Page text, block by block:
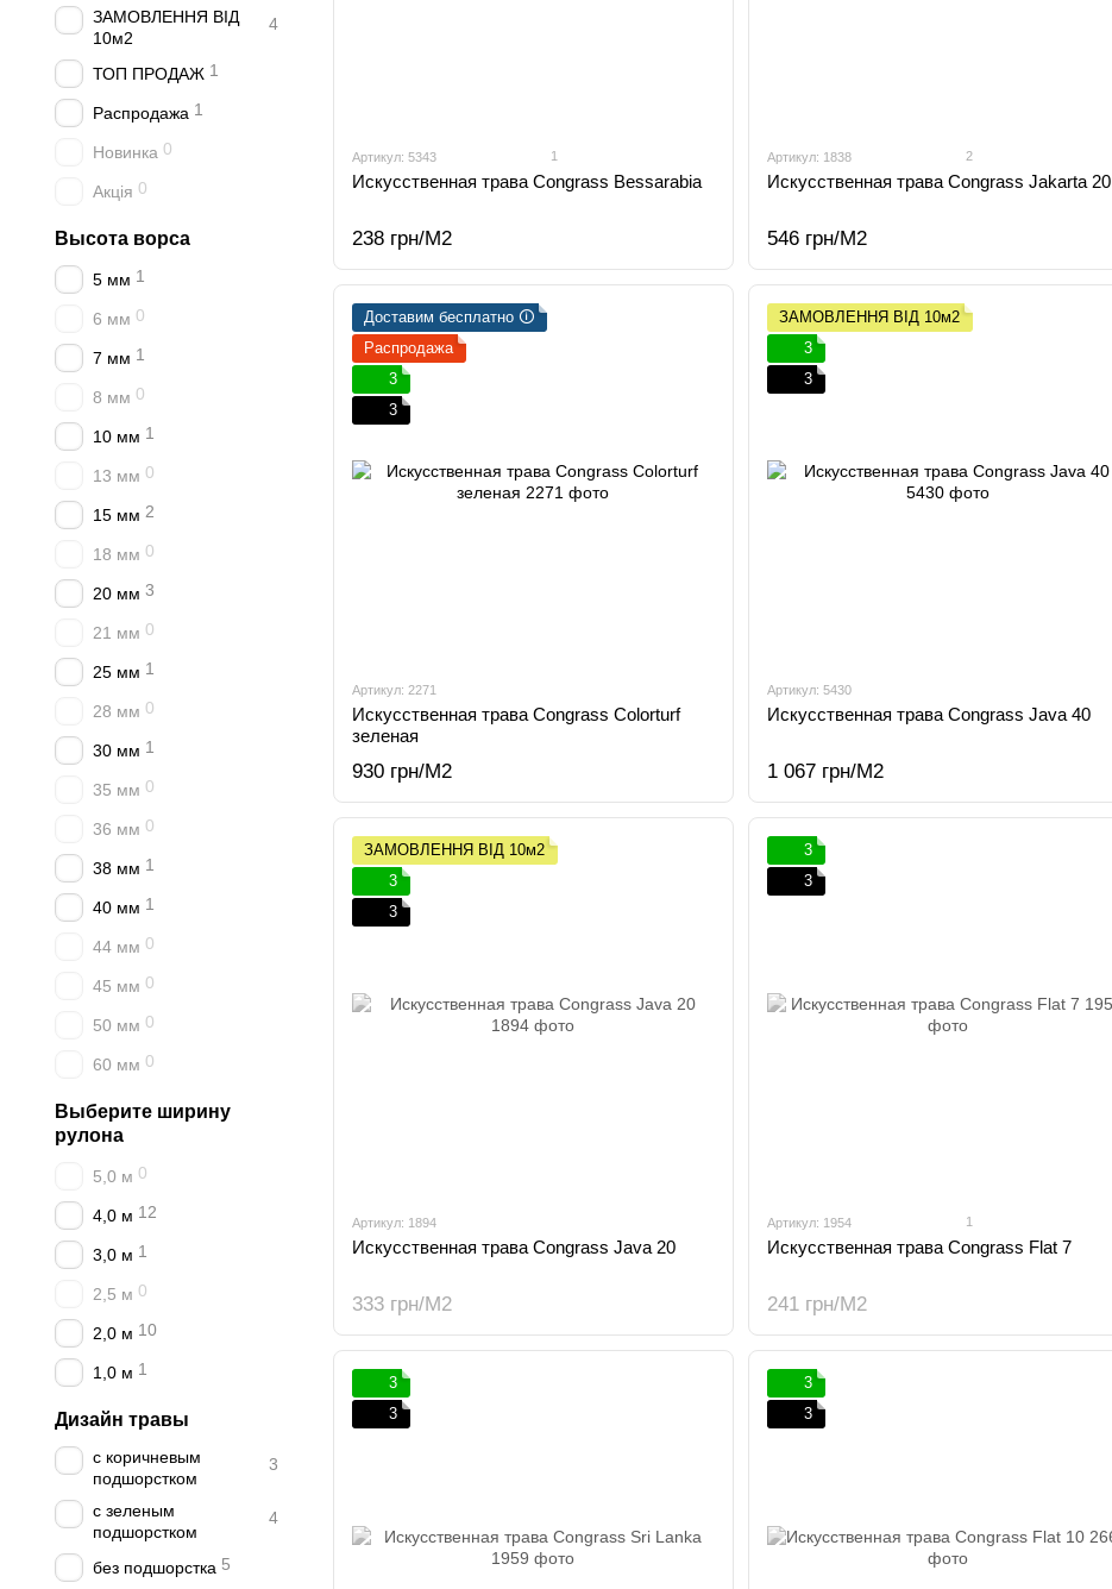
Артикул: 5343 1
Искусственная трава Congrass Bessarabia
238 грн/М2
Артикул: 1838 2
Искусственная трава Congrass Jakarta 20
546 грн/М2
Доставим бесплатно 🛈
Распродажа
3
3
Артикул: 2271
Искусственная трава Congrass Colorturf
зеленая
930 грн/М2
ЗАМОВЛЕННЯ ВІД 10м2
3
3
Артикул: 5430
Искусственная трава Congrass Java 40
1 067 грн/М2
ЗАМОВЛЕННЯ ВІД 10м2
3
3
Артикул: 1894
Искусственная трава Congrass Java 20
333 грн/М2
3
3
Артикул: 1954 1
Искусственная трава Congrass Flat 7
241 грн/М2
3
3
3
3
ЗАМОВЛЕННЯ ВІД
10м2
4
ТОП ПРОДАЖ 1
Распродажа 1
Новинка 0
Акція 0
Высота ворса
5 мм 1
6 мм 0
7 мм 1
8 мм 0
10 мм 1
13 мм 0
15 мм 2
18 мм 0
20 мм 3
21 мм 0
25 мм 1
28 мм 0
30 мм 1
35 мм 0
36 мм 0
38 мм 1
40 мм 1
44 мм 0
45 мм 0
50 мм 0
60 мм 0
Выберите ширину
рулона
5,0 м 0
4,0 м 12
3,0 м 1
2,5 м 0
2,0 м 10
1,0 м 1
Дизайн травы
с коричневым
подшорстком
3
с зеленым
подшорстком
4
без подшорстка 5